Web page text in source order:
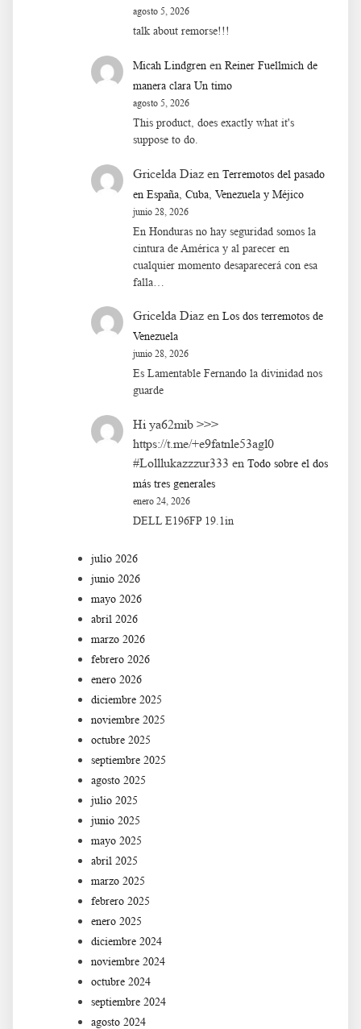
agosto 5, 2026
talk about remorse!!!
Micah Lindgren en Reiner Fuellmich de
manera clara Un timo
agosto 5, 2026
This product, does exactly what it's
suppose to do.
Gricelda Diaz en Terremotos del pasado
en España, Cuba, Venezuela y Méjico
junio 28, 2026
En Honduras no hay seguridad somos la
cintura de América y al parecer en
cualquier momento desaparecerá con esa
falla…
Gricelda Diaz en Los dos terremotos de
Venezuela
junio 28, 2026
Es Lamentable Fernando la divinidad nos
guarde
Hi ya62mib >>>
https://t.me/+e9fatnle53agl0
#Lolllukazzzur333 en Todo sobre el dos
más tres generales
enero 24, 2026
DELL E196FP 19.1in
julio 2026
junio 2026
mayo 2026
abril 2026
marzo 2026
febrero 2026
enero 2026
diciembre 2025
noviembre 2025
octubre 2025
septiembre 2025
agosto 2025
julio 2025
junio 2025
mayo 2025
abril 2025
marzo 2025
febrero 2025
enero 2025
diciembre 2024
noviembre 2024
octubre 2024
septiembre 2024
agosto 2024